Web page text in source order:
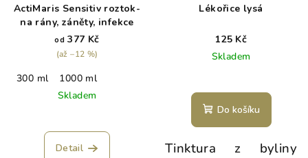
ActiMaris Sensitiv roztok-
na rány, záněty, infekce
od 377 Kč
(až –12 %)
300 ml
1000 ml
Skladem
hodnocení
produktu
Detail
Lékořice lysá
125 Kč
Skladem
Do košíku
Tinktura z byliny